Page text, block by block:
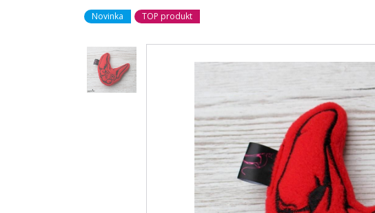
Novinka TOP produkt